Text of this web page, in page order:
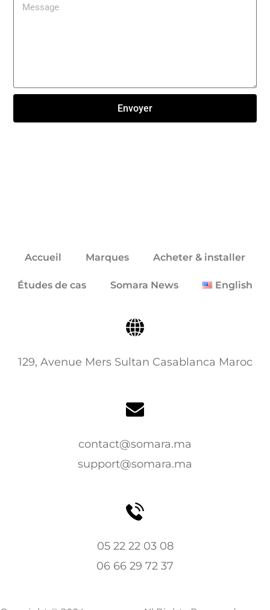
Envoyer
Accueil Marques Acheter & installer
Études de cas Somara News English
129, Avenue Mers Sultan Casablanca Maroc
contact@somara.ma
support@somara.ma
05 22 22 03 08
06 66 29 72 37